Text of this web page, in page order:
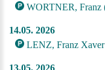
WORTNER, Franz
14.05. 2026
LENZ, Franz
13.05. 2026